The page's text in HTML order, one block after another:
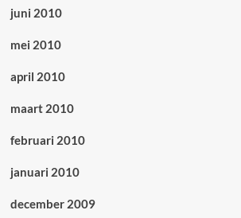
juni 2010
mei 2010
april 2010
maart 2010
februari 2010
januari 2010
december 2009